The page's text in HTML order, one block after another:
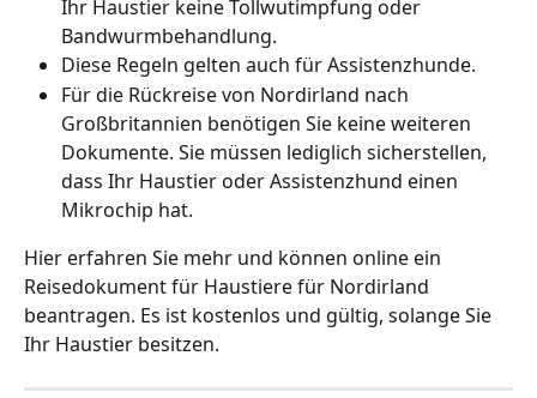
Ihr Haustier keine Tollwutimpfung oder
Bandwurmbehandlung.
Diese Regeln gelten auch für Assistenzhunde.
Für die Rückreise von Nordirland nach
Großbritannien benötigen Sie keine weiteren
Dokumente. Sie müssen lediglich sicherstellen,
dass Ihr Haustier oder Assistenzhund einen
Mikrochip hat.
Hier erfahren Sie mehr und können online ein
Reisedokument für Haustiere für Nordirland
beantragen. Es ist kostenlos und gültig, solange Sie
Ihr Haustier besitzen.